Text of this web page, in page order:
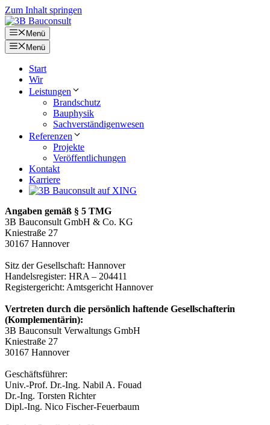
Zum Inhalt springen
Menü
Menü
Start
Wir
Leistungen
Brandschutz
Bauphysik
Sachverständigenwesen
Referenzen
Projekte
Veröffentlichungen
Kontakt
Karriere
Angaben gemäß § 5 TMG
3B Bauconsult GmbH & Co. KG
Kniestraße 27
30167 Hannover
Sitz der Gesellschaft: Hannover
Handelsregister: HRA – 204411
Registergericht: Amtsgericht Hannover
Vertreten durch die persönlich haftende Gesellschafterin
(Komplementärin):
3B Bauconsult Verwaltungs GmbH
Kniestraße 27
30167 Hannover
Geschäftsführer:
Univ.-Prof. Dr.-Ing. Nabil A. Fouad
Dr.-Ing. Torsten Richter
Dipl.-Ing. Nico Fischer-Feuerbaum